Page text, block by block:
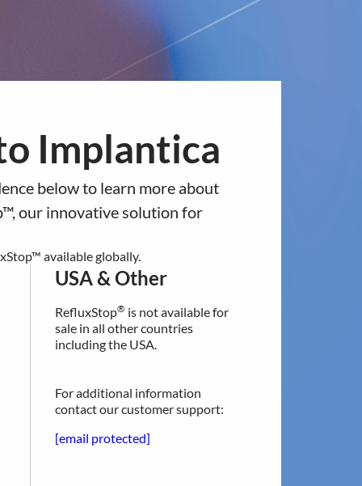
USA & Other
Investors
Implantica
below to learn more about
our innovative solution for
available globally.
USA & Other
RefluxStop® is not available for
sale in all other countries
including the USA.
For additional information
contact our customer support:
[email protected]
a different regional section of
USA & Other
sale in all other countries
including the USA.
For additional information
contact our customer support:
-
framåt med starkt momentum i
i Italien och Spanien med över 40
i dessa länder
fortsätter med Chelsea &
centra